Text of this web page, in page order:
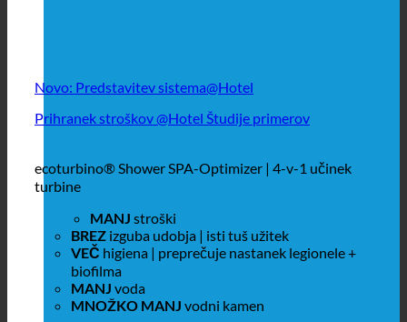
Novo: Predstavitev sistema@Hotel
Prihranek stroškov @Hotel Študije primerov
ecoturbino® Shower SPA-Optimizer | 4-v-1 učinek
turbine
MANJ stroški
BREZ izguba udobja | isti tuš užitek
VEČ higiena | preprečuje nastanek legionele +
biofilma
MANJ voda
MNOŽKO MANJ vodni kamen